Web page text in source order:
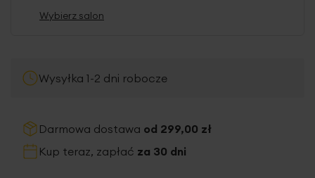
Wybierz salon
Wysyłka 1-2 dni robocze
Darmowa dostawa od 299,00 zł
Kup teraz, zapłać za 30 dni